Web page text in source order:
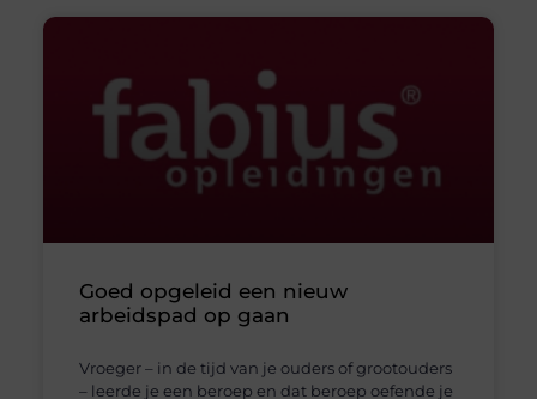
Goed opgeleid een nieuw
arbeidspad op gaan
Vroeger – in de tijd van je ouders of grootouders
– leerde je een beroep en dat beroep oefende je